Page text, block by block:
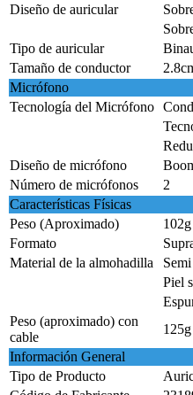
Diseño de auricular
Tipo de auricular
Tamaño de conductor
Micrófono
Tecnología del Micrófono
Diseño de micrófono
Número de micrófonos
2
Características Físicas
Peso (Aproximado)
102g
Formato
Material de la almohadilla
Piel
Peso (aproximado) con
cable
125g
Información General
Tipo de Producto